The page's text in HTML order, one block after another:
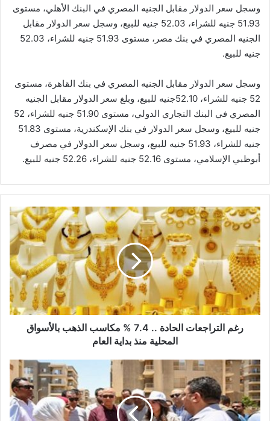
وسجل سعر الدولار مقابل الجنيه المصري في البنك الأهلي، مستوى
51.93 جنيه للشراء، 52.03 جنيه للبيع، وسجل سعر الدولار مقابل
الجنيه المصري في بنك مصر، مستوى 51.93 جنيه للشراء، 52.03
جنيه للبيع.
وسجل سعر الدولار مقابل الجنيه المصري في بنك القاهرة، مستوى
52 جنيه للشراء، 52.10جنيه للبيع، وبلغ سعر الدولار مقابل الجنيه
المصري في البنك التجاري الدولي، مستوى 51.90 جنيه للشراء، 52
جنيه للبيع، وسجل سعر الدولار في بنك الإسكندرية، مستوى 51.83
جنيه للشراء، 51.93 جنيه للبيع، وسجل سعر الدولار في مصرف
أبوظبي الإسلامي، مستوى 52.16 جنيه للشراء، 52.26 جنيه للبيع.
رغم
التراجعات
الحادة
..
7.4
%
مكاسب
الذهب
بالأسواق
المحلية
العام
رغم التراجعات الحادة .. 7.4 % مكاسب الذهب بالأسواق
المحلية منذ بداية العام
وزيرة
الإسكان
تتابع
أعمال
تطوير